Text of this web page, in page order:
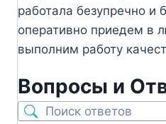
работала безупречно и
оперативно приедем в
выполним работу
Вопросы и